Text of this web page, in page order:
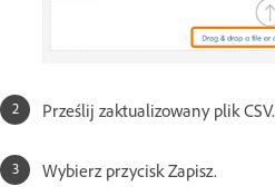
Prześlij zaktualizowany plik CSV.
Wybierz przycisk Zapisz.